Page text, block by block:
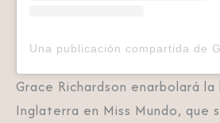
Grace Richardson enarbolará
Inglaterra en Miss Mundo, que